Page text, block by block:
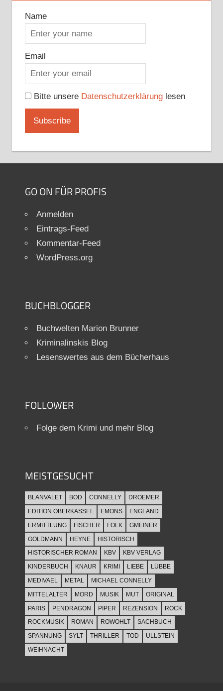
Name
Email
Bitte unsere Datenschutzerklärunglesen
GO ON FÜR PROFIS
Anmelden
Eintrags-Feed
Kommentar-Feed
WordPress.org
BUCHBLOGGER
Buchwelten Marion Brunner
Kriminalinskis Blog
Lesenswertes aus dem Bücherhaus
FOLLOWER
Folge dem Krimi und mehr Blog
MEISTGESUCHT
BLANVALET BOD CONNELLY
DROEMER
EDITION OBERKASSEL
EMONS
ENGLAND
ERMITTLUNG
FISCHER FOLK
GMEINER
GOLDMANN
HEYNE
HISTORISCH
HISTORISCHER ROMAN
KBV
KBV VERLAG
KINDERBUCH
KNAUR KRIMI LIEBE
LÜBBE
MEDIVAEL
METAL
MICHAEL CONNELLY
MITTELALTER
MORD MUSIK MUT
ORIGINAL
PARIS
PENDRAGON PIPER REZENSION
ROCK
ROCKMUSIK
ROMAN ROWOHLT
SACHBUCH
SPANNUNG
SYLT THRILLER TOD
ULLSTEIN
WEIHNACHT